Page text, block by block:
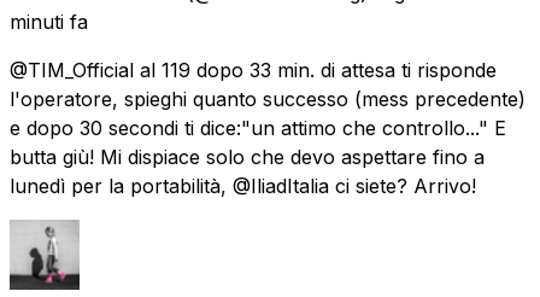
minuti fa
@TIM_Official al 119 dopo 33 min. di attesa ti risponde
l'operatore, spieghi quanto successo (mess precedente)
e dopo 30 secondi ti dice:"un attimo che controllo..." E
butta giù! Mi dispiace solo che devo aspettare fino a
lunedì per la portabilità, @IliadItalia ci siete? Arrivo!